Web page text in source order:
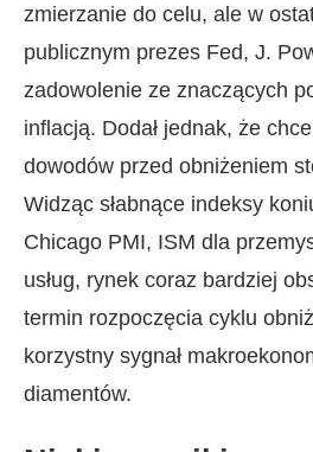
zmierzanie do celu, ale w
publicznym prezes Fed, J.
zadowolenie ze znaczących
inflacją. Dodał jednak, że
dowodów przed obniżeniem
Widząc słabnące indeksy
Chicago PMI, ISM dla
usług, rynek coraz bardziej
termin rozpoczęcia cyklu
korzystny sygnał
diamentów.